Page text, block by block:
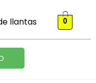
llantas 0